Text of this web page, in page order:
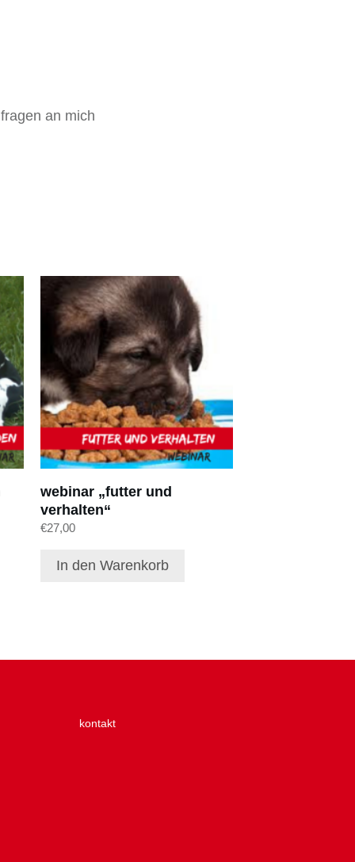
an mich
webinar „futter und
verhalten“
€27,00
In den Warenkorb
kontakt